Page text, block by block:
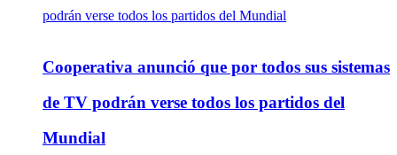
Cooperativa anunció que por todos sus sistemas
de TV podrán verse todos los partidos del
Mundial